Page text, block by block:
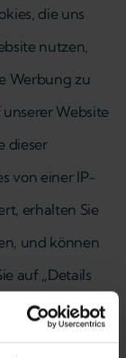
die uns
nutzen,
Werbung zu
Website
dieser
von einer IP-
erhalten Sie
und können
auf „Details